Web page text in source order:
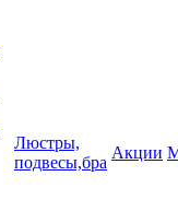
Люстры,
подвесы,бра
Акции